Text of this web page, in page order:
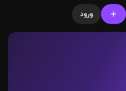
ورود